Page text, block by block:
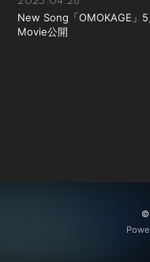
New Song「OMOKAGE」
Movie公開
©